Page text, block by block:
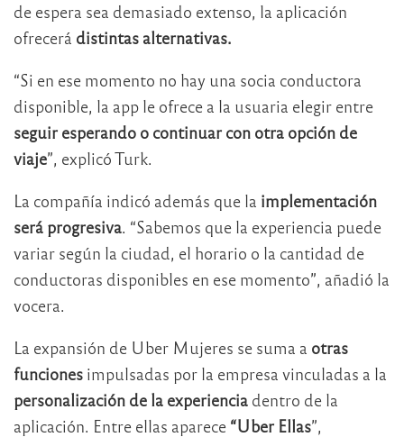
de espera sea demasiado extenso, la aplicación
ofrecerá distintas alternativas.
“Si en ese momento no hay una socia conductora
disponible, la app le ofrece a la usuaria elegir entre
seguir esperando o continuar con otra opción de
viaje”, explicó Turk.
La compañía indicó además que la implementación
será progresiva. “Sabemos que la experiencia puede
variar según la ciudad, el horario o la cantidad de
conductoras disponibles en ese momento”, añadió la
vocera.
La expansión de Uber Mujeres se suma a otras
funciones impulsadas por la empresa vinculadas a la
personalización de la experiencia dentro de la
aplicación. Entre ellas aparece “Uber Ellas”,